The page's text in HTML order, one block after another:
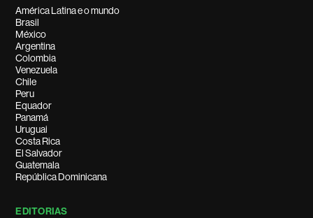
América Latina e o mundo
Brasil
México
Argentina
Colombia
Venezuela
Chile
Peru
Equador
Panamá
Uruguai
Costa Rica
El Salvador
Guatemala
República Dominicana
EDITORIAS